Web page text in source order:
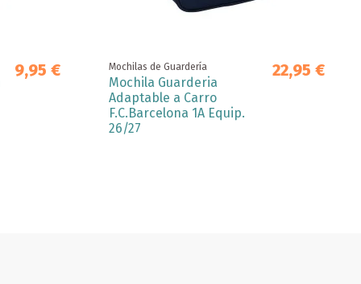
9,95 € Mochilas de Guardería
Mochila Guarderia
Adaptable a Carro
F.C.Barcelona 1A Equip.
26/27
22,95 €